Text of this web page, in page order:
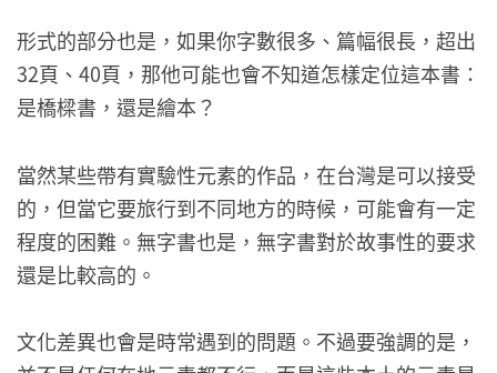
形式的部分也是，如果你字數很多、篇幅很長，超出
32頁、40頁，那他可能也會不知道怎樣定位這本書：
是橋樑書，還是繪本？
當然某些帶有實驗性元素的作品，在台灣是可以接受
的，但當它要旅行到不同地方的時候，可能會有一定
程度的困難。無字書也是，無字書對於故事性的要求
還是比較高的。
文化差異也會是時常遇到的問題。不過要強調的是，